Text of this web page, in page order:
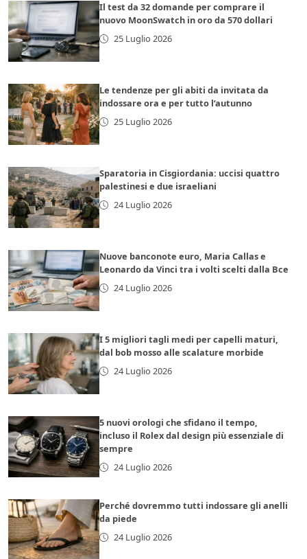
Il test da 32 domande per comprare il
nuovo MoonSwatch in oro da 570 dollari
25 Luglio 2026
Le tendenze per gli abiti da invitata da
indossare ora e per tutto l’autunno
25 Luglio 2026
Sparatoria in Cisgiordania: uccisi quattro
palestinesi e due israeliani
24 Luglio 2026
Nuove banconote euro, Maria Callas e
Leonardo da Vinci tra i volti scelti dalla Bce
24 Luglio 2026
I 5 migliori tagli medi per capelli maturi,
dal bob mosso alle scalature morbide
24 Luglio 2026
5 nuovi orologi che sfidano il tempo,
incluso il Rolex dal design più essenziale di
sempre
24 Luglio 2026
Perché dovremmo tutti indossare gli anelli
da piede
24 Luglio 2026